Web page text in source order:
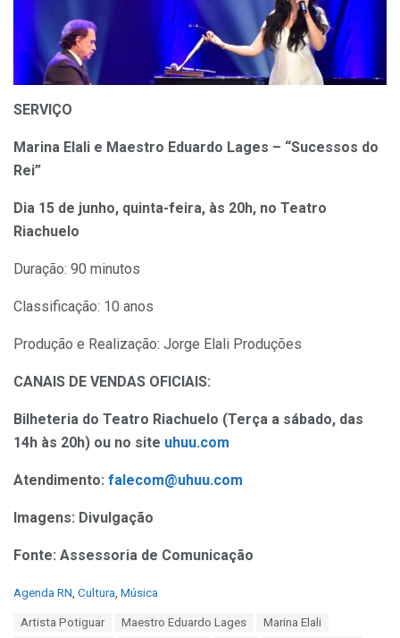
SERVIÇO
Marina Elali e Maestro Eduardo Lages – “Sucessos do
Rei”
Dia 15 de junho, quinta-feira, às 20h, no Teatro
Riachuelo
Duração: 90 minutos
Classificação: 10 anos
Produção e Realização: Jorge Elali Produções
CANAIS DE VENDAS OFICIAIS:
Bilheteria do Teatro Riachuelo (Terça a sábado, das
14h às 20h) ou no site uhuu.com
Atendimento: falecom@uhuu.com
Imagens: Divulgação
Fonte: Assessoria de Comunicação
C
Agenda RN Cultura Música
Artista Potiguar Maestro Eduardo Lages
Marina Elali